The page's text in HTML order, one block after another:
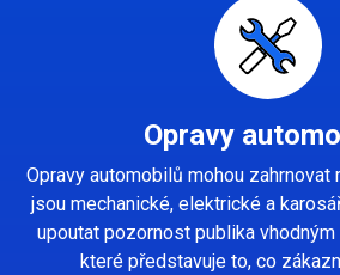
Opravy
Opravy automobilů mohou zahrnovat
jsou mechanické, elektrické a
upoutat pozornost publika
které představuje to, co